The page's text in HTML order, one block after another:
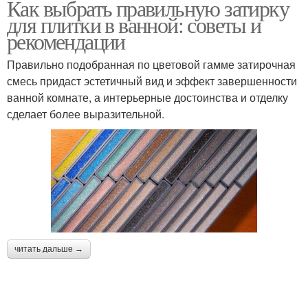
Как выбрать правильную затирку
для плитки в ванной: советы и
рекомендации
Правильно подобранная по цветовой гамме затирочная
смесь придаст эстетичный вид и эффект завершенности
ванной комнате, а интерьерные достоинства и отделку
сделает более выразительной.
читать дальше →